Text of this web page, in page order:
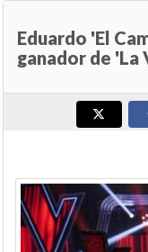
Eduardo 'El
ganador de 'La